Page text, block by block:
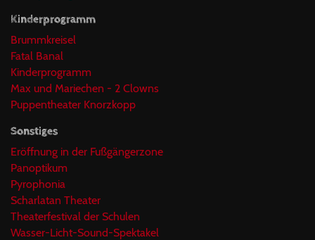
Kinderprogramm
Brummkreisel
Fatal Banal
Kinderprogramm
Max und Mariechen - 2 Clowns
Puppentheater Knorzkopp
Sonstiges
Eröffnung in der Fußgängerzone
Panoptikum
Pyrophonia
Scharlatan Theater
Theaterfestival der Schulen
Wasser-Licht-Sound-Spektakel